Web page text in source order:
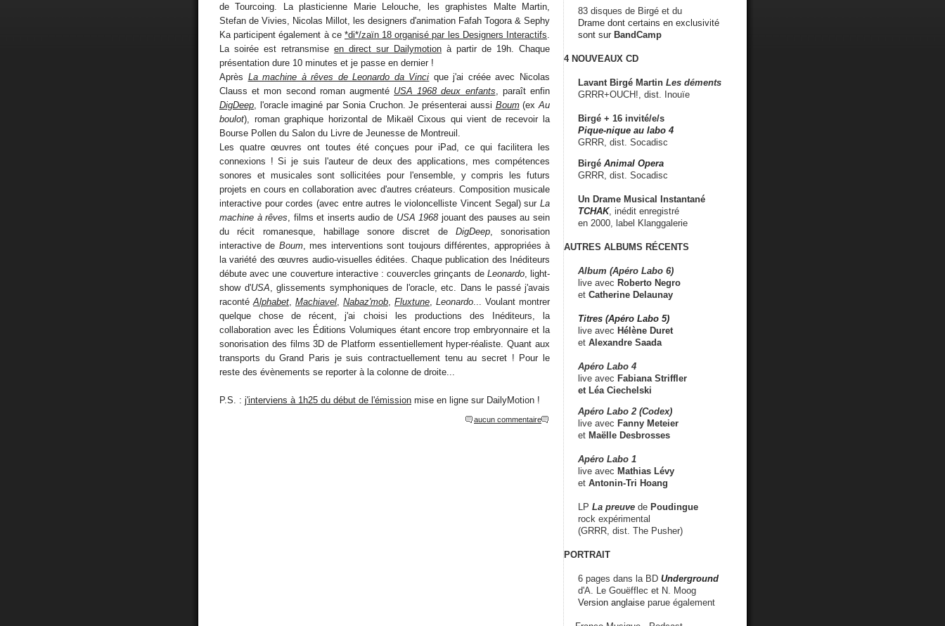
de Tourcoing. La plasticienne Marie Lelouche, les graphistes Malte Martin,
Stefan de Vivies, Nicolas Millot, les designers d'animation Fafah Togora & Sephy
Ka participent également à ce *di*/zaïn 18 organisé par les Designers Interactifs
La soirée est retransmise en direct sur Dailymotion à partir de 19h. Chaque
présentation dure 10 minutes et je passe en dernier !
Après La machine à rêves de Leonardo da Vinci que j'ai créée avec Nicolas
Clauss et mon second roman augmenté USA 1968 deux enfants , paraît enfin
DigDeep , l'oracle imaginé par Sonia Cruchon. Je présenterai aussi Boum(exAu
boulot), roman graphique horizontal de Mikaël Cixous qui vient de recevoir la
Bourse Pollen du Salon du Livre de Jeunesse de Montreuil.
Les quatre œuvres ont toutes été conçues pour iPad, ce qui facilitera les
connexions ! Si je suis l'auteur de deux des applications, mes compétences
sonores et musicales sont sollicitées pour l'ensemble, y compris les futurs
projets en cours en collaboration avec d'autres créateurs. Composition musicale
interactive pour cordes (avec entre autres le violoncelliste Vincent Segal) sur La
machine à rêves , films et inserts audio de USA 1968 jouant des pauses au sein
du récit romanesque, habillage sonore discret de DigDeep, sonorisation
interactive de Boum, mes interventions sont toujours différentes, appropriées à
la variété des œuvres audio-visuelles éditées. Chaque publication des Inéditeurs
débute avec une couverture interactive : couvercles grinçants de Leonardo, light-
show d'USA , glissements symphoniques de l'oracle, etc. Dans le passé j'avais
raconté Alphabet Machiavel Nabaz'mob Fluxtune Leonardo ... Voulant montrer
quelque chose de récent, j'ai choisi les productions des Inéditeurs, la
collaboration avec les Éditions Volumiques étant encore trop embryonnaire et la
sonorisation des films 3D de Platform essentiellement hyper-réaliste. Quant aux
transports du Grand Paris je suis contractuellement tenu au secret ! Pour le
reste des évènements se reporter à la colonne de droite...
P.S. : j'interviens à 1h25 du début de l'émission mise en ligne sur DailyMotion !
aucun commentaire
83 disques de Birgé et du
Drame dont certains en exclusivité
sont sur BandCamp
4 NOUVEAUX CD
Lavant Birgé Martin Les déments
GRRR+OUCH!, dist. Inouïe
Birgé + 16 invité/e/s
Pique-nique au labo 4
GRRR, dist. Socadisc
Birgé Animal Opera
GRRR, dist. Socadisc
Un Drame Musical Instantané
TCHAK, inédit enregistré
en 2000, label Klanggalerie
AUTRES ALBUMS RÉCENTS
Album (Apéro Labo 6)
live avec Roberto Negro
et Catherine Delaunay
Titres (Apéro Labo 5)
live avec Hélène Duret
et Alexandre Saada
Apéro Labo 4
live avec Fabiana Striffler
et Léa Ciechelski
Apéro Labo 2 (Codex)
live avec Fanny Meteier
et Maëlle Desbrosses
Apéro Labo 1
live avec Mathias Lévy
et Antonin-Tri Hoang
LP La preuve de Poudingue
rock expérimental
(GRRR, dist. The Pusher)
PORTRAIT
6 pages dans la BD Underground
d'A. Le Gouëfflec et N. Moog
Version anglaise parue également